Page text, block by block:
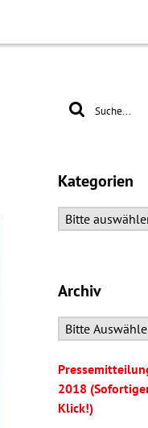
Kategorien
Archiv
2018
Klick!)